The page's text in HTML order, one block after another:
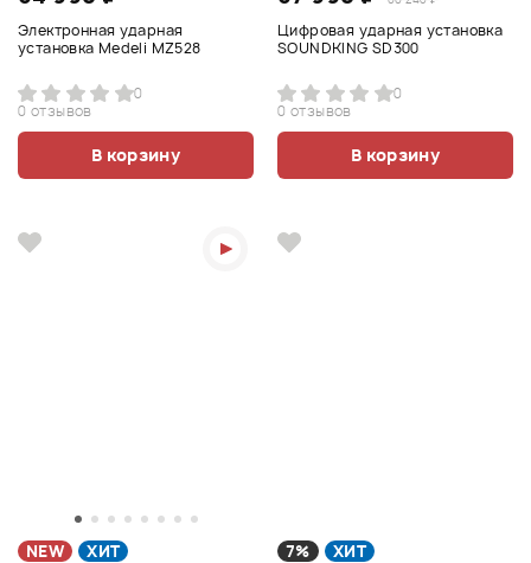
Электронная ударная
установка Medeli MZ528
0
0 отзывов
В корзину
Цифровая ударная установка
SOUNDKING SD300
0
0 отзывов
В корзину
NEW ХИТ 7% ХИТ